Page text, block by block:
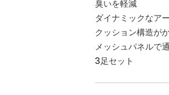
臭いを軽減
ダイナミックなア
クッション構造が
メッシュパネルで
3足セット